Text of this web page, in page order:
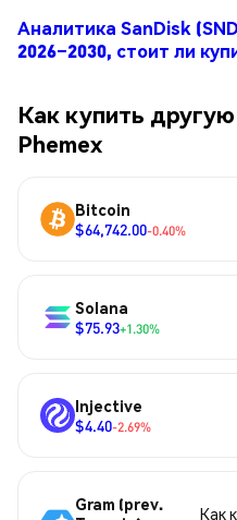
Аналитика SanDisk
2026–2030, стоит ли
Как купить
Phemex
Bitcoin
$64,742.00-0.40%
Solana
$75.93+1.30%
Injective
$4.40-2.69%
Gram (prev.
Как